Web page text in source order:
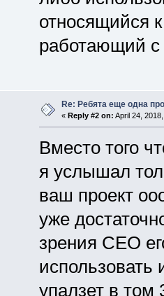
относящийся
работающий с
Re: Ребята еще одна
« Reply #2 on: April 24,
Вместо того
я услышал
ваш проект
уже
зрения СЕО
упалзет в том